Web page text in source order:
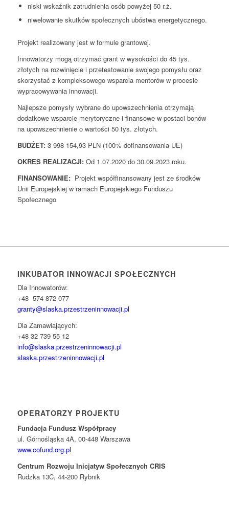
niski wskaźnik zatrudnienia osób powyżej 50 r.ż.
niwelowanie skutków społecznych ubóstwa energetycznego.
Projekt realizowany jest w formule grantowej.
Innowatorzy mogą otrzymać grant w wysokości do 45 tys.
złotych na rozwinięcie i przetestowanie swojego pomysłu oraz
skorzystać z kompleksowego wsparcia mentorów w procesie
wypracowywania innowacji.
Najlepsze pomysły wybrane do upowszechnienia otrzymają
dodatkowe wsparcie merytoryczne i finansowe w postaci bonów
na upowszechnienie o wartości 50 tys. złotych.
BUDŻET: 3 998 154,93 PLN (100% dofinansowania UE)
OKRES REALIZACJI: Od 1.07.2020 do 30.09.2023 roku.
FINANSOWANIE: Projekt współfinansowany jest ze środków
Unii Europejskiej w ramach Europejskiego Funduszu
Społecznego
INKUBATOR INNOWACJI SPOŁECZNYCH
Dla Innowatorów:
+48 574 872 077
granty@slaska.przestrzeninnowacji.pl
Dla Zamawiających:
+48 32 739 55 12
info@slaska.przestrzeninnowacji.pl
slaska.przestrzeninnowacji.pl
OPERATORZY PROJEKTU
Fundacja Fundusz Współpracy
ul. Górnośląska 4A, 00-448 Warszawa
www.cofund.org.pl
Centrum Rozwoju Inicjatyw Społecznych CRIS
Rudzka 13C, 44-200 Rybnik